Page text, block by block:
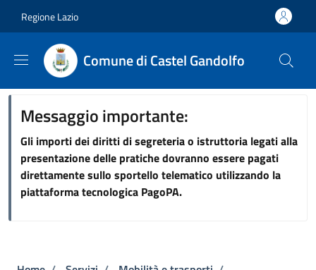
Regione Lazio
Comune di Castel Gandolfo
Messaggio importante:
Gli importi dei diritti di segreteria o istruttoria legati alla
presentazione delle pratiche dovranno essere pagati
direttamente sullo sportello telematico utilizzando la
piattaforma tecnologica PagoPA.